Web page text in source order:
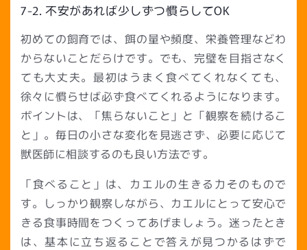
7-2. 不安があれば少しずつ慣らしてOK
初めての飼育では、餌の量や頻度、栄養管理などわ
からないことだらけです。でも、完璧を目指さなく
ても大丈夫。最初はうまく食べてくれなくても、
徐々に慣らせば必ず食べてくれるようになります。
ポイントは、「焦らないこと」と「観察を続けるこ
と」。毎日の小さな変化を見逃さず、必要に応じて
獣医師に相談するのも良い方法です。
「食べること」は、カエルの生きる力そのもので
す。しっかり観察しながら、カエルにとって安心で
きる食事時間をつくってあげましょう。迷ったとき
は、基本に立ち返ることで答えが見つかるはずで